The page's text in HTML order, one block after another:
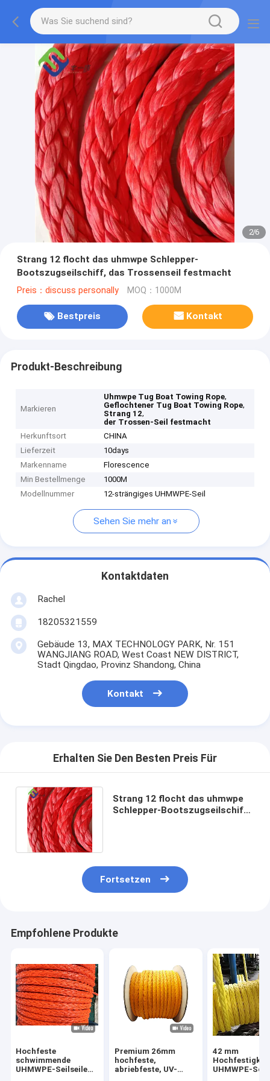
2/6
Strang 12 flocht das uhmwpe Schlepper-
Bootszugseilschiff, das Trossenseil festmacht
Preis：discuss personally MOQ：1000M
Bestpreis Kontakt
Produkt-Beschreibung
Markieren
Uhmwpe Tug Boat Towing Rope,
Geflochtener Tug Boat Towing Rope,
Strang 12,
der Trossen-Seil festmacht
Herkunftsort
CHINA
Lieferzeit
10days
Markenname
Florescence
Min Bestellmenge
1000M
Modellnummer
12-strängiges UHMWPE-Seil
Sehen Sie mehr an
Kontaktdaten
Rachel
18205321559
Gebäude 13, MAX TECHNOLOGY PARK, Nr. 151
WANGJIANG ROAD, West Coast NEW DISTRICT,
Stadt Qingdao, Provinz Shandong, China
Kontakt
Erhalten Sie Den Besten Preis Für
Strang 12 flocht das uhmwpe
Schlepper-Bootszugseilschiff,
Fortsetzen
Empfohlene Produkte
Hochfeste
schwimmende
UHMWPE-Seilseile
Premium 26mm
hochfeste,
abriebfeste, UV-
42 mm
UHMWPE-